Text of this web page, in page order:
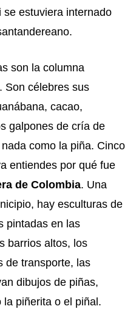
se estuviera internado
son la columna
Son célebres sus
cacao,
galpones de cría de
como la piña. Cinco
entiendes por qué fue
de Colombia. Una
hay esculturas de
pintadas en las
barrios altos, los
de transporte, las
dibujos de piñas,
piñerita o el piñal.